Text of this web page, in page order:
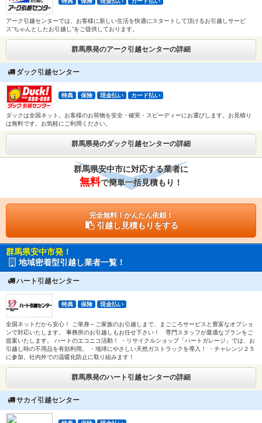
アーク引越センターでは、お客様に新しい生活を快適にスタートして頂けるお引越しサービ
ス”ちゃんとしたお引越し”をご提供しております。
群馬県発のアーク引越センターの詳細
ダック引越センター
特典 保険 現金払い カード払い
ダックは全国ネット。お客様のお荷物を安全・確実・スピーディーにお運びします。お見積り
は無料です。お気軽にご利用ください。
群馬県発のダック引越センターの詳細
群馬県安中市に対応する業者に
無料で簡単一括見積もり！
完全無料！かんたん依頼！
引越し見積もりをする
群馬県安中市発！
地域密着型引越し業者一覧！
ハート引越センター
特典 保険 現金払い
全国ネットだから安心！ ご単身～ご家族のお引越しまで、まごころサービスと豊富なオプショ
ンで対応いたします。 事務所のお引越しもお任せ下さい！ 専門スタッフが最適なプランをご
提案いたします。 ハートのエコニコ活動！ ・リサイクルショップ「ハートガレージ」では、お
引越し時の不用品を有効利用。 ・地球にやさしい天然ガストラックを導入！ ・チャレンジ２５
に参加。社内外での温暖化防止に取り組みます！
群馬県発のハート引越センターの詳細
サカイ引越センター